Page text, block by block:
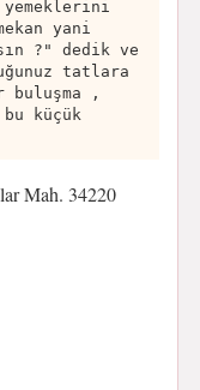
yani
?" dedik ve
tatlara
,
küçük
Mah. 34220